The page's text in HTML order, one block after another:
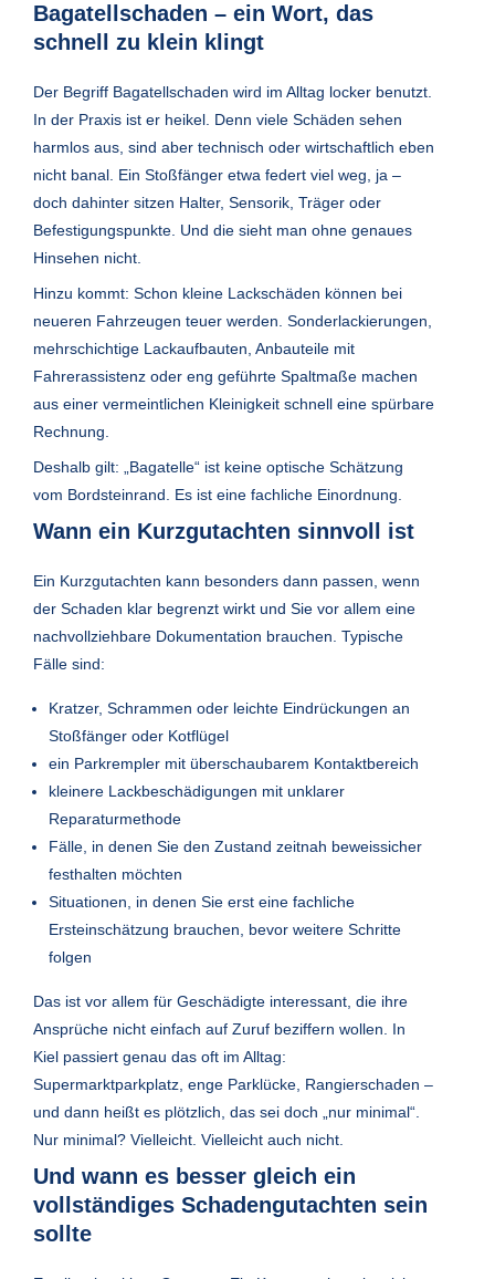
Bagatellschaden – ein Wort, das
schnell zu klein klingt
Der Begriff Bagatellschaden wird im Alltag locker benutzt.
In der Praxis ist er heikel. Denn viele Schäden sehen
harmlos aus, sind aber technisch oder wirtschaftlich eben
nicht banal. Ein Stoßfänger etwa federt viel weg, ja –
doch dahinter sitzen Halter, Sensorik, Träger oder
Befestigungspunkte. Und die sieht man ohne genaues
Hinsehen nicht.
Hinzu kommt: Schon kleine Lackschäden können bei
neueren Fahrzeugen teuer werden. Sonderlackierungen,
mehrschichtige Lackaufbauten, Anbauteile mit
Fahrerassistenz oder eng geführte Spaltmaße machen
aus einer vermeintlichen Kleinigkeit schnell eine spürbare
Rechnung.
Deshalb gilt: „Bagatelle“ ist keine optische Schätzung
vom Bordsteinrand. Es ist eine fachliche Einordnung.
Wann ein Kurzgutachten sinnvoll ist
Ein Kurzgutachten kann besonders dann passen, wenn
der Schaden klar begrenzt wirkt und Sie vor allem eine
nachvollziehbare Dokumentation brauchen. Typische
Fälle sind:
Kratzer, Schrammen oder leichte Eindrückungen an
Stoßfänger oder Kotflügel
ein Parkrempler mit überschaubarem Kontaktbereich
kleinere Lackbeschädigungen mit unklarer
Reparaturmethode
Fälle, in denen Sie den Zustand zeitnah beweissicher
festhalten möchten
Situationen, in denen Sie erst eine fachliche
Ersteinschätzung brauchen, bevor weitere Schritte
folgen
Das ist vor allem für Geschädigte interessant, die ihre
Ansprüche nicht einfach auf Zuruf beziffern wollen. In
Kiel passiert genau das oft im Alltag:
Supermarktparkplatz, enge Parklücke, Rangierschaden –
und dann heißt es plötzlich, das sei doch „nur minimal“.
Nur minimal? Vielleicht. Vielleicht auch nicht.
Und wann es besser gleich ein
vollständiges Schadengutachten sein
sollte